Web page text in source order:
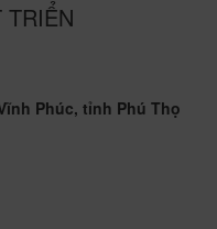
TRIỂN
Phúc, tỉnh Phú Thọ